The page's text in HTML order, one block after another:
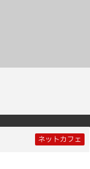
ネットカフェ